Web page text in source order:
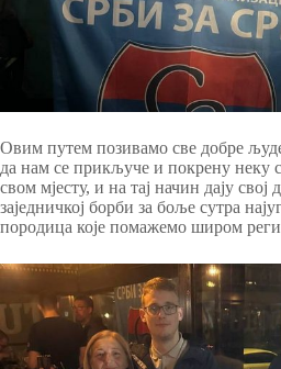
Овим путем позивамо све добре
да нам се прикључе и покрену неку
свом мјесту, и на тај начин дају
заједничкој борби за боље сутра
породица које помажемо широм